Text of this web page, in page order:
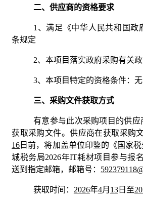
二、供应商的资格要求
1、满足《中华人民共和国政
条规定
2、本项目落实政府采购有关
3、本项目特定的资格条件：无
三、采购文件获取方式
有意参与此次采购项目的供
获取采购文件。供应商在获取采购
16 日前，将加盖单位印鉴的《国家
城税务局2026年IT耗材项目参与报
送到指定邮箱，邮箱号：
获取时间： 2026年4月 13日至